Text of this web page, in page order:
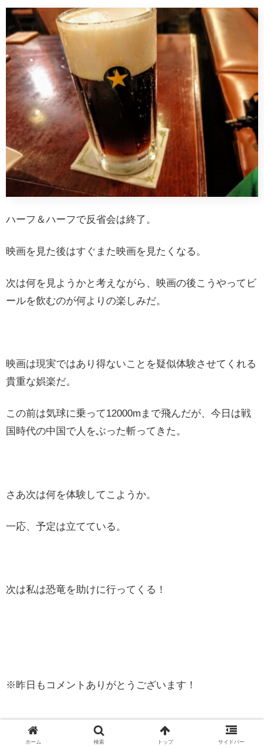
ハーフ＆ハーフで反省会は終了。
映画を見た後はすぐまた映画を見たくなる。
次は何を見ようかと考えながら、映画の後こうやってビ
ールを飲むのが何よりの楽しみだ。
映画は現実ではあり得ないことを疑似体験させてくれる
貴重な娯楽だ。
この前は気球に乗って12000mまで飛んだが、今日は戦
国時代の中国で人をぶった斬ってきた。
さあ次は何を体験してこようか。
一応、予定は立てている。
次は私は恐竜を助けに行ってくる！
※昨日もコメントありがとうございます！
ホーム 検索 トップ サイドバー